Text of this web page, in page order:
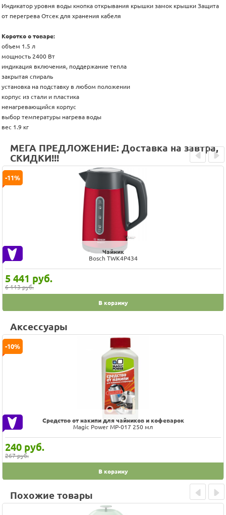
Индикатор уровня воды кнопка открывания крышки замок крышки Защита
от перегрева Отсек для хранения кабеля
Коротко о товаре:
объем 1.5 л
мощность 2400 Вт
индикация включения, поддержание тепла
закрытая спираль
установка на подставку в любом положении
корпус из стали и пластика
ненагревающийся корпус
выбор температуры нагрева воды
вес 1.9 кг
МЕГА ПРЕДЛОЖЕНИЕ: Доставка на завтра,
СКИДКИ!!!
Чайник
Bosch TWK4P434
5 441 руб.
6 113 руб.
-11%
В корзину
Prev Next
Аксессуары
Средство от накипи для чайников и кофеварок
Magic Power MP-017 250 мл
240 руб.
267 руб.
-10%
В корзину
Похожие товары
Prev Next